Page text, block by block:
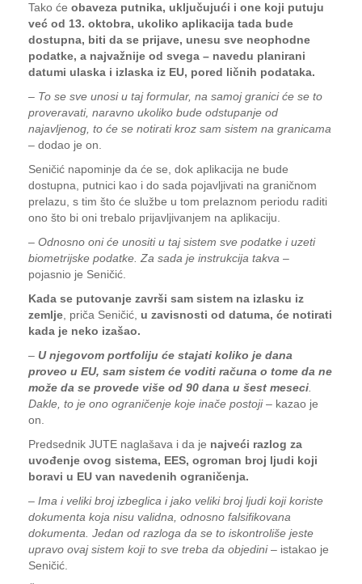
Tako će obaveza putnika, uključujući i one koji putuju
već od 13. oktobra, ukoliko aplikacija tada bude
dostupna, biti da se prijave, unesu sve neophodne
podatke, a najvažnije od svega – navedu planirani
datumi ulaska i izlaska iz EU, pored ličnih podataka.
– To se sve unosi u taj formular, na samoj granici će se to
proveravati, naravno ukoliko bude odstupanje od
najavljenog, to će se notirati kroz sam sistem na granicama
– dodao je on.
Seničić napominje da će se, dok aplikacija ne bude
dostupna, putnici kao i do sada pojavljivati na graničnom
prelazu, s tim što će službe u tom prelaznom periodu raditi
ono što bi oni trebalo prijavljivanjem na aplikaciju.
– Odnosno oni će unositi u taj sistem sve podatke i uzeti
biometrijske podatke. Za sada je instrukcija takva –
pojasnio je Seničić.
Kada se putovanje završi sam sistem na izlasku iz
zemlje , priča Seničić, u zavisnosti od datuma, će notirati
kada je neko izašao.
– U njegovom portfoliju će stajati koliko je dana
proveo u EU, sam sistem će voditi računa o tome da ne
može da se provede više od 90 dana u šest meseci
Dakle, to je ono ograničenje koje inače postoji– kazao je
on.
Predsednik JUTE naglašava i da je najveći razlog za
uvođenje ovog sistema, EES, ogroman broj ljudi koji
boravi u EU van navedenih ograničenja.
– Ima i veliki broj izbeglica i jako veliki broj ljudi koji koriste
dokumenta koja nisu validna, odnosno falsifikovana
dokumenta. Jedan od razloga da se to iskontroliše jeste
upravo ovaj sistem koji to sve treba da objedini– istakao je
Seničić.